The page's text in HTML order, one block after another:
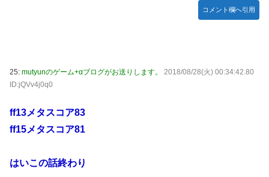
コメント欄へ引用
25: mutyunのゲーム+αブログがお送りします。
2018/08/28(火) 00:34:42.80
ID:jQVv4j0q0
ff13メタスコア83
ff15メタスコア81
はいこの話終わり